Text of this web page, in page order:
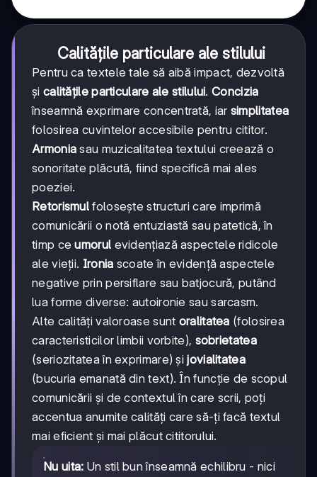
Calitățile particulare ale stilului
Pentru ca textele tale să aibă impact, dezvoltă
și calitățile particulare ale stilului.Concizia
înseamnă exprimare concentrată, iar simplitatea
folosirea cuvintelor accesibile pentru cititor.
Armonia sau muzicalitatea textului creează o
sonoritate plăcută, fiind specifică mai ales
poeziei.
Retorismul folosește structuri care imprimă
comunicării o notă entuziastă sau patetică, în
timp ceumorul evidențiază aspectele ridicole
ale vieții. Ironia scoate în evidență aspectele
negative prin persiflare sau batjocură, putând
lua forme diverse: autoironie sau sarcasm.
Alte calități valoroase sunt oralitatea (folosirea
caracteristicilor limbii vorbite), sobrietatea
(seriozitatea în exprimare) șijovialitatea
(bucuria emanată din text). În funcție de scopul
comunicării și de contextul în care scrii, poți
accentua anumite calități care să-ți facă textul
mai eficient și mai plăcut cititorului.
Nu uita: Un stil bun înseamnă echilibru - nici